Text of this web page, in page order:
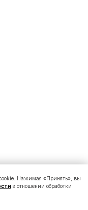
Нажимая «Принять», вы
в отношении обработки